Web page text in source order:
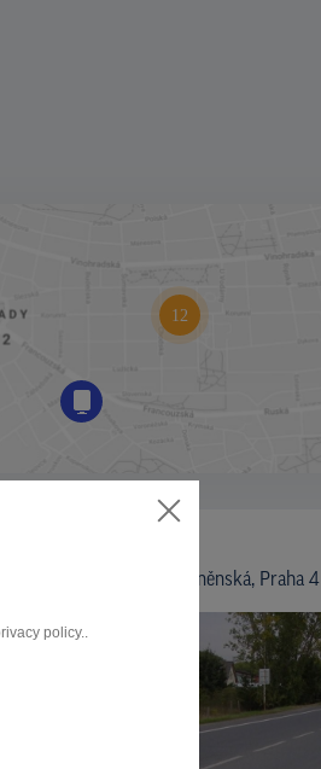
policy..
Kunratická spojka sm. Brněnská, Praha 4